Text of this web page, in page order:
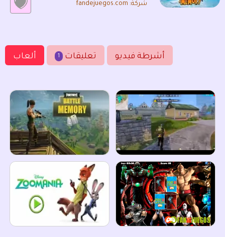
شركة: fandejuegos.com
ألعاب 1 تعليقات أشرطة فيديو